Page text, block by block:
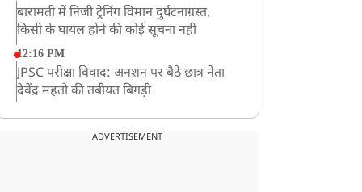
बारामती में निजी ट्रेनिंग विमान दुर्घटनाग्रस्त,
किसी के घायल होने की कोई सूचना नहीं
12:16 PM
JPSC परीक्षा विवाद: अनशन पर बैठे छात्र नेता
देवेंद्र महतो की तबीयत बिगड़ी
रांचीः छात्रों के समर्थन में विधायक जयराम महतो
ADVERTISEMENT